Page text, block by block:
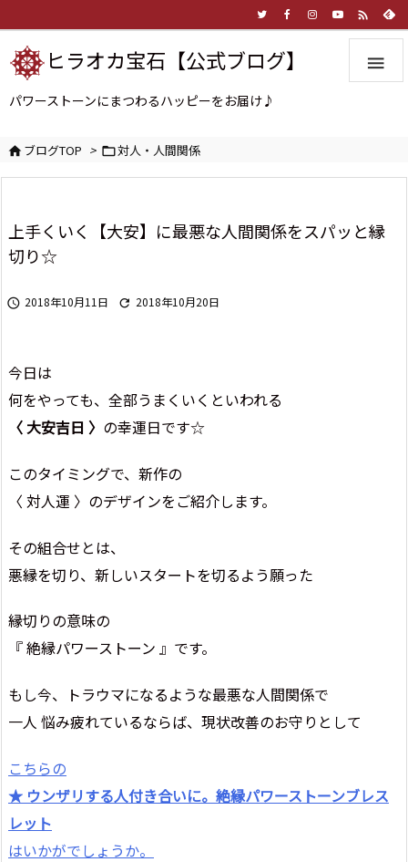


ヒラオカ宝石【公式ブログ】
パワーストーンにまつわるハッピーをお届け♪
ブログTOP > 対人・人間関係
上手くいく【大安】に最悪な人間関係をスパッと縁
切り☆
 2018年10月11日  2018年10月20日
今日は
何をやっても、全部うまくいくといわれる
〈 大安吉日 〉 の幸運日です☆
このタイミングで、新作の
〈 対人運 〉のデザインをご紹介します。
その組合せとは、
悪縁を切り、新しいスタートを切るよう願った
縁切りの意味の
『 絶縁パワーストーン 』です。
もし今、トラウマになるような最悪な人間関係で
一人 悩み疲れているならば、現状改善のお守りとして
こちらの
★ ウンザリする人付き合いに。絶縁パワーストーンブレス
レット
はいかがでしょうか。